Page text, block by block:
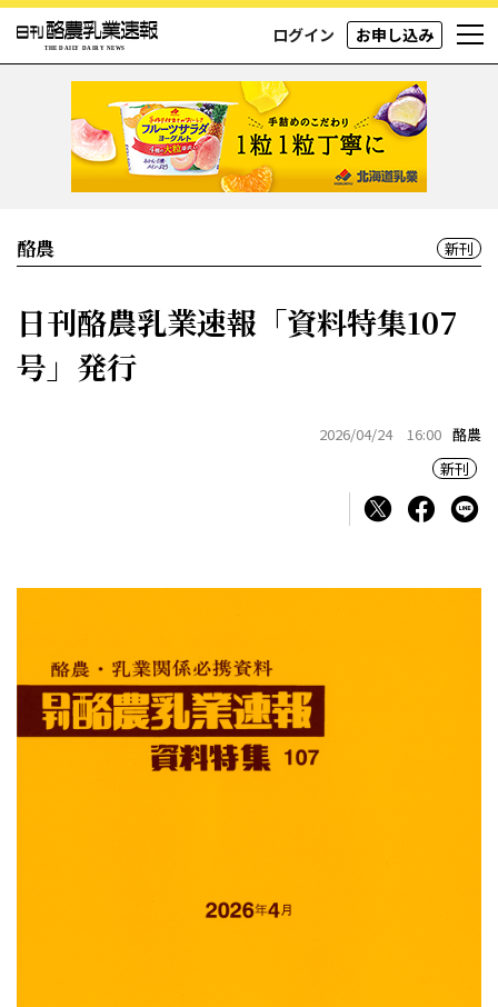
ログイン お申し込み
酪農 新刊
日刊酪農乳業速報「資料特集107
号」発行
2026/04/24 16:00 酪農
新刊